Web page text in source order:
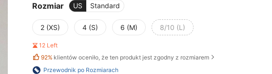
Rozmiar US Standard
2 (XS) 4 (S) 6 (M) 8/10 (L)
12 Left
92% klientów oceniło, że ten produkt jest zgodny z rozmiarem
Przewodnik po Rozmiarach